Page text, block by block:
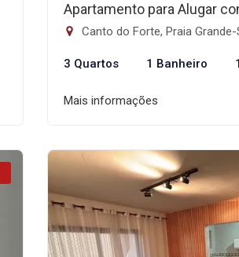
Apartamento para Alugar
Canto do Forte, Praia Grande-
3 Quartos 1 Banheiro
Mais informações